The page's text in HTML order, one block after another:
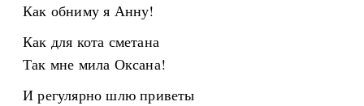
Как обниму я Анну!
Как для кота сметана
Так мне мила Оксана!
И регулярно шлю приветы